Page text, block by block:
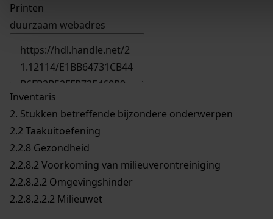
Printen
duurzaam webadres
Inventaris
2. Stukken betreffende bijzondere onderwerpen
2.2 Taakuitoefening
2.2.8 Gezondheid
2.2.8.2 Voorkoming van milieuverontreiniging
2.2.8.2.2 Omgevingshinder
2.2.8.2.2.2 Milieuwet